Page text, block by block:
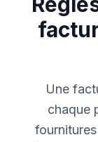
Une
chaque